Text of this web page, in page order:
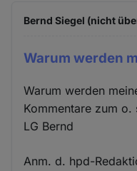
Bernd Siegel (nicht
Warum werden
Warum werden
Kommentare zum
LG Bernd
Anm. d. hpd-